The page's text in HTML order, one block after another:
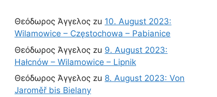
Θεόδωρος Άγγελος zu 10. August 2023:
Wilamowice – Częstochowa – Pabianice
Θεόδωρος Άγγελος zu 9. August 2023:
Hałcnów – Wilamowice – Lipnik
Θεόδωρος Άγγελος zu 8. August 2023: Von
Jaroměř bis Bielany